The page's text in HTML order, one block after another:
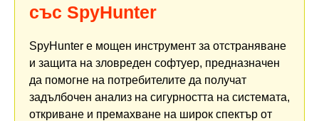
със SpyHunter
SpyHunter е мощен инструмент за отстраняване
и защита на зловреден софтуер, предназначен
да помогне на потребителите да получат
задълбочен анализ на сигурността на системата,
откриване и премахване на широк спектър от